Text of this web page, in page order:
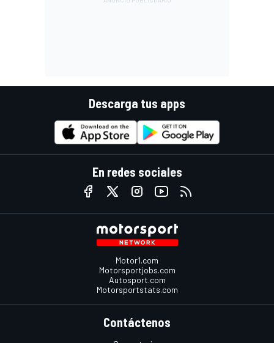
Descarga tus apps
En redes sociales
Motor1.com
Motorsportjobs.com
Autosport.com
Motorsportstats.com
Contáctenos